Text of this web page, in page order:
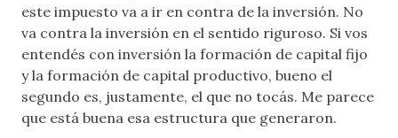
este impuesto va a ir en contra de la inversión. No
va contra la inversión en el sentido riguroso. Si vos
entendés con inversión la formación de capital fijo
y la formación de capital productivo, bueno el
segundo es, justamente, el que no tocás. Me parece
que está buena esa estructura que generaron.